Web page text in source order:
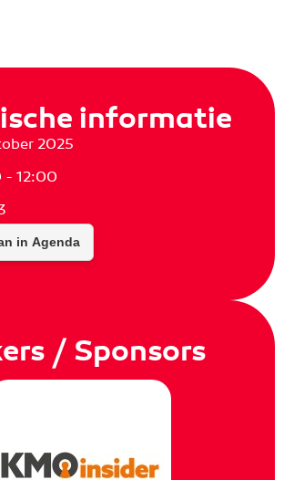
informatie
2025
- 12:00
/ Sponsors